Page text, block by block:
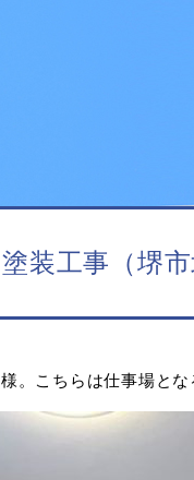
装工事（堺市
。こちらは仕事場とな